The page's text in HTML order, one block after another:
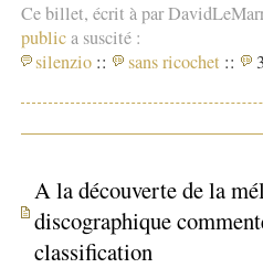
Ce billet, écrit à par
publica suscité :
silenzio :: sans ricochet ::
A la découverte de la
discographique
classification